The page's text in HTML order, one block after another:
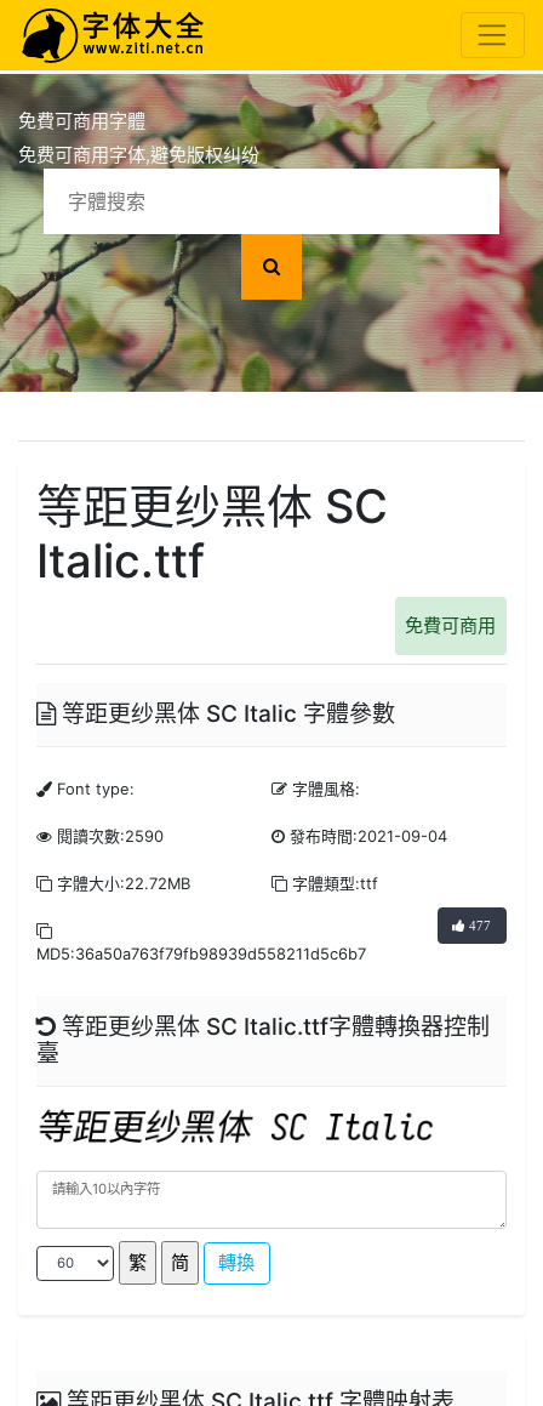
免費可商用字體
免费可商用字体,避免版权纠纷
等距更纱黑体 SC
Italic.ttf
免費可商用
等距更纱黑体 SC Italic 字體參數
Font type: 字體風格:
閱讀次數:2590 發布時間:2021-09-04
字體大小:22.72MB 字體類型:ttf
MD5:36a50a763f79fb98939d558211d5c6b7
477
等距更纱黑体 SC Italic.ttf字體轉換器控制
臺
轉換